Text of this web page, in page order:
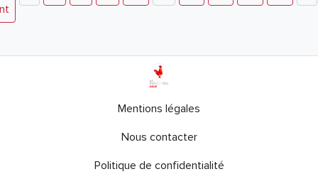
Mentions légales
Nous contacter
Politique de confidentialité